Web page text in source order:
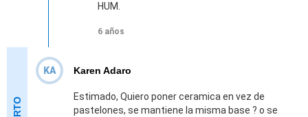
HUM.
6 años
KA Karen Adaro
Estimado, Quiero poner ceramica en vez de
pastelones, se mantiene la misma base ? o se